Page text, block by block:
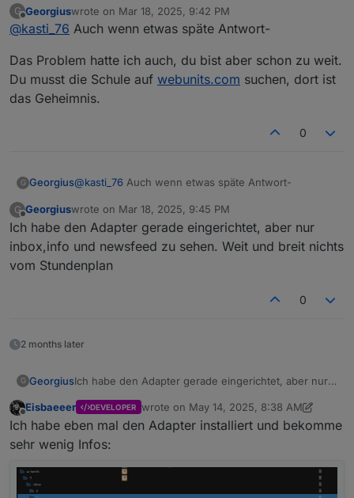
Browser bei mir lautet
https://thalia.webuntis.com/today" Da gibt es kein
Danke
G
Offline
Georgiuswrote on Mar 18, 2025, 9:42 PM
last edited by
@kasti_76 Auch wenn etwas späte Antwort-
Das Problem hatte ich auch, du bist aber schon zu weit.
Du musst die Schule auf webunits.com suchen, dort ist
das Geheimnis.
0
G Georgius@kasti_76 Auch wenn etwas späte Antwort-
Das Problem hatte ich auch, du bist aber schon zu
weit. Du musst die Schule aufwebunits.com suchen,
dort ist das Geheimnis.
G
Offline
Georgiuswrote on Mar 18, 2025, 9:45 PM
last edited by
Ich habe den Adapter gerade eingerichtet, aber nur
inbox,info und newsfeed zu sehen. Weit und breit nichts
vom Stundenplan
0
2 months later
G GeorgiusIch habe den Adapter gerade eingerichtet, aber nur
nichts vom Stundenplan
Offline
Eisbaeeer DEVELOPER wrote on May 14, 2025, 8:38 AM
last edited by Eisbaeeer May 14, 2025,
Ich habe eben mal den Adapter installiert und bekomme
sehr wenig Infos: